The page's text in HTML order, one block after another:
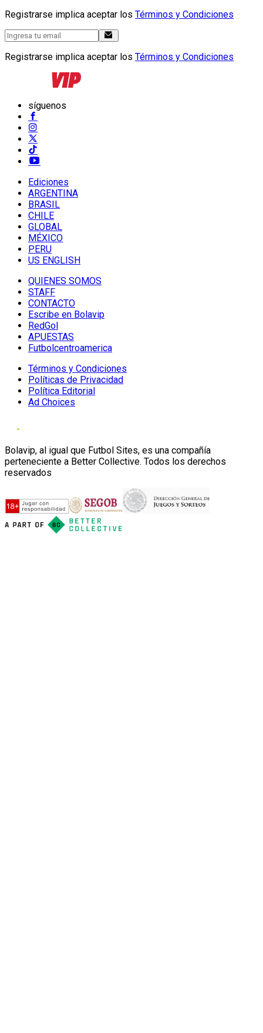
Registrarse implica aceptar los Términos y Condiciones
Registrarse implica aceptar los Términos y Condiciones
síguenos
Ediciones
ARGENTINA
BRASIL
CHILE
GLOBAL
MÉXICO
PERU
US ENGLISH
QUIENES SOMOS
STAFF
CONTACTO
Escribe en Bolavip
RedGol
APUESTAS
Futbolcentroamerica
Términos y Condiciones
Políticas de Privacidad
Política Editorial
Ad Choices
Bolavip, al igual que Futbol Sites, es una compañía
perteneciente a Better Collective. Todos los derechos
reservados